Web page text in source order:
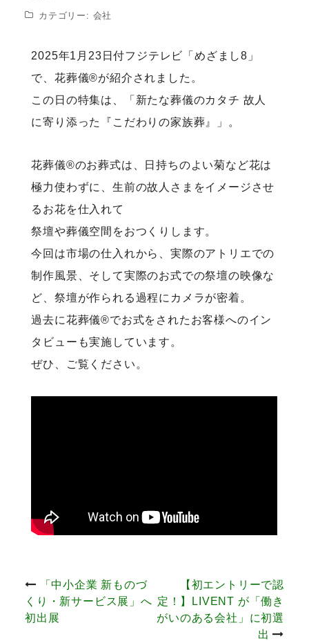
カテゴリー: 会社
2025年1月23日付フジテレビ「めざまし8」
で、花葬儀®が紹介されました。
この日の特集は、「新たな葬儀のカタチ 故人
に寄り添った『こだわりの家族葬』」。
花葬儀®のお葬式は、日持ちのよい菊など花は
極力使わずに、生前の故人さまをイメージさせ
るお花を仕入れて
祭壇や葬儀空間をおつくりします。
今回は市場の仕入れから、実際のアトリエでの
制作風景、そして実際のお式での祭壇の映像な
ど、祭壇が作られる過程にカメラが密着。
過去に花葬儀®でお式をされたお客様へのイン
タビューも実施しています。
ぜひ、ご覧ください。
投
稿
「中小企業 新ものづ
くり・新サービス展」へ
初出展
【初エントリーで認
定！】LIVENT が「働き
がいのある会社」に初選
出